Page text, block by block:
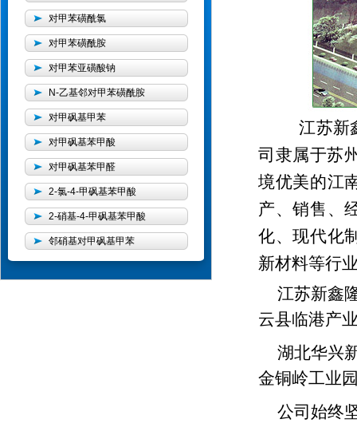
对甲苯磺酰氯
对甲苯磺酰胺
对甲苯亚磺酸钠
N-乙基邻对甲苯磺酰胺
对甲砜基甲苯
对甲砜基苯甲酸
对甲砜基苯甲醛
2-氯-4-甲砜基苯甲酸
2-硝基-4-甲砜基苯甲酸
邻硝基对甲砜基甲苯
江苏新鑫
司隶属于苏
境优美的江
产、销售、
化、现代化
新材料等行
江苏新鑫
云县临港产
湖北华兴
金铜岭工业
公司始终